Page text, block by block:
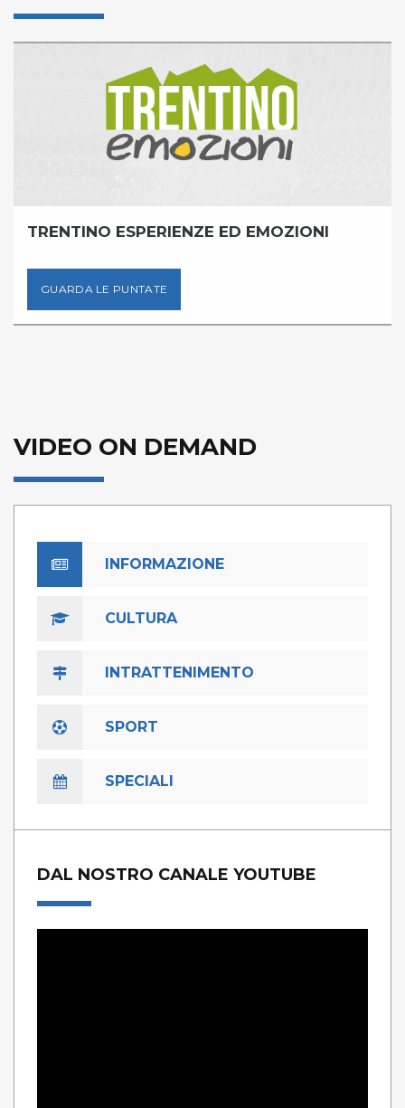
TRENTINO ESPERIENZE ED EMOZIONI
GUARDA LE PUNTATE
VIDEO ON DEMAND
INFORMAZIONE
CULTURA
INTRATTENIMENTO
SPORT
SPECIALI
DAL NOSTRO CANALE YOUTUBE